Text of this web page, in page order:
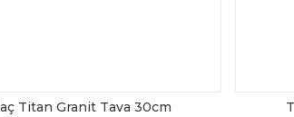
Taç Titan Granit Tava 28cm